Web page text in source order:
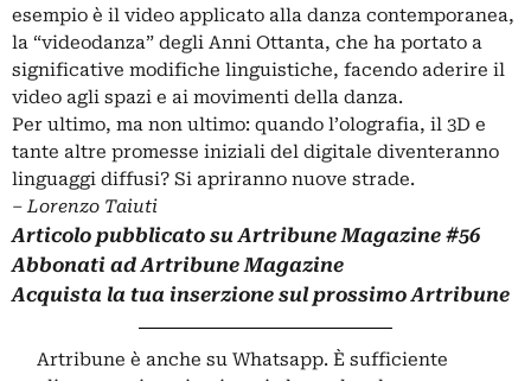
esempio è il video applicato alla danza contemporanea,
la “videodanza” degli Anni Ottanta, che ha portato a
significative modifiche linguistiche, facendo aderire il
video agli spazi e ai movimenti della danza.
Per ultimo, ma non ultimo: quando l’olografia, il 3D e
tante altre promesse iniziali del digitale diventeranno
linguaggi diffusi? Si apriranno nuove strade.
‒Lorenzo Taiuti
Articolo pubblicato su Artribune Magazine #56
Abbonati ad Artribune Magazine
Acquista la tua inserzione sul prossimo Artribune
Artribune è anche su Whatsapp. È sufficiente